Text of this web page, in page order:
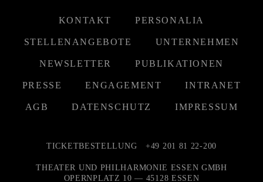
KONTAKT PERSONALIA
STELLENANGEBOTE UNTERNEHMEN
NEWSLETTER PUBLIKATIONEN
PRESSE ENGAGEMENT INTRANET
AGB DATENSCHUTZ IMPRESSUM
TICKETBESTELLUNG +49 201 81 22-200
THEATER UND PHILHARMONIE ESSEN GMBH
OPERNPLATZ 10 — 45128 ESSEN